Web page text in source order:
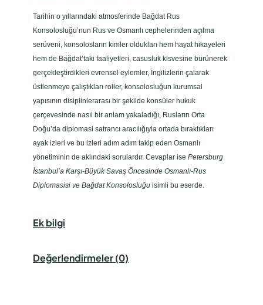
Ö
n
c
e
s
i
n
d
e
O
s
m
a
l
R
Tarihin o yıllarındaki atmosferinde Bağdat Rus
Konsolosluğu’nun Rus ve Osmanlı cephelerinden açılma
serüveni, konsolosların kimler oldukları hem hayat hikayeleri
hem de Bağdat’taki faaliyetleri, casusluk kisvesine bürünerek
gerçekleştirdikleri evrensel eylemler, İngilizlerin çalarak
üstlenmeye çalıştıkları roller, konsolosluğun kurumsal
yapısının disiplinlerarası bir şekilde konsüler hukuk
çerçevesinde nasıl bir anlam yakaladığı, Rusların Orta
Doğu’da diplomasi satrancı aracılığıyla ortada bıraktıkları
ayak izleri ve bu izleri adım adım takip eden Osmanlı
yönetiminin de aklındaki sorulardır. Cevaplar ise Petersburg
İstanbul’a Karşı-Büyük Savaş Öncesinde Osmanlı-Rus
Diplomasisi ve Bağdat Konsolosluğu isimli bu eserde.
Ek bilgi
Değerlendirmeler (0)